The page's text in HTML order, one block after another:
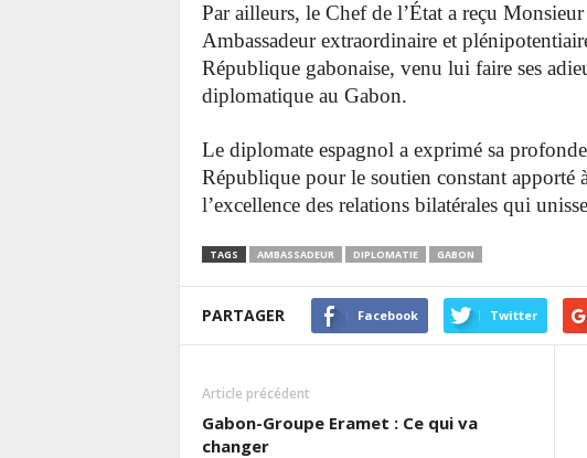
Par ailleurs, le Chef de l’État a reçu
Ambassadeur extraordinaire et
République gabonaise, venu lui faire ses
diplomatique au Gabon.
Le diplomate espagnol a exprimé sa
République pour le soutien constant apporté
l’excellence des relations bilatérales qui
TAGS AMBASSADEUR DIPLOMATIE GABON
PARTAGER Facebook Twitter
Article précédent
Gabon-Groupe Eramet : Ce qui va
changer